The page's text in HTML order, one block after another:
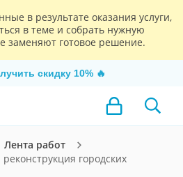
в результате оказания услуги,
в теме и собрать нужную
заменяют готовое решение.
скидку 10% 🔥
Лента работ
городских